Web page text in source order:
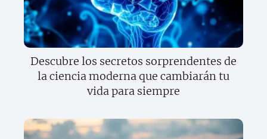
Descubre los secretos sorprendentes de
la ciencia moderna que cambiarán tu
vida para siempre